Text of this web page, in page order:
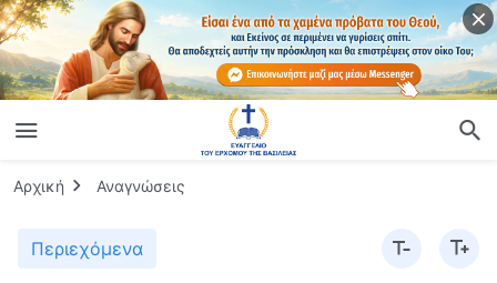
Αρχική Αναγνώσεις
Περιεχόμενα